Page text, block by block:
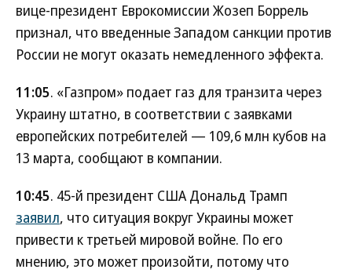
вице-президент Еврокомиссии Жозеп Боррель
признал, что введенные Западом санкции против
России не могут оказать немедленного эффекта.
11:05. «Газпром» подает газ для транзита через
Украину штатно, в соответствии с заявками
европейских потребителей — 109,6 млн кубов на
13 марта, сообщают в компании.
10:45. 45-й президент США Дональд Трамп
заявил, что ситуация вокруг Украины может
привести к третьей мировой войне. По его
мнению, это может произойти, потому что